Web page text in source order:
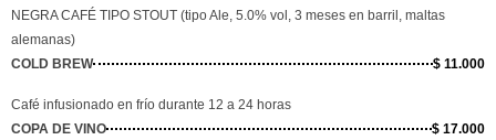
NEGRA CAFÉ TIPO STOUT (tipo Ale, 5.0% vol, 3 meses en barril, maltas
alemanas)
COLD BREW
$ 11.000
Café infusionado en frío durante 12 a 24 horas
COPA DE VINO
$ 17.000